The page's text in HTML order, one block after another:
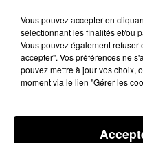
16 mai 2024 - 1 min 14
L'AGENDA DU
Vous pouvez accepter en
sélectionnant les finalités et/ou
Vous pouvez également
accepter". Vos préférences ne
pouvez mettre à jour vos choix,
moment via le lien "Gérer les